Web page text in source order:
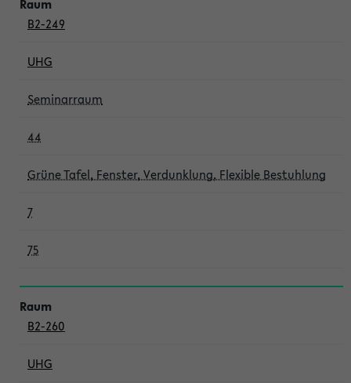
B2-249
UHG
Seminarraum
44
Grüne Tafel, Fenster, Verdunklung, Flexible Bestuhlung
7
75
B2-260
UHG